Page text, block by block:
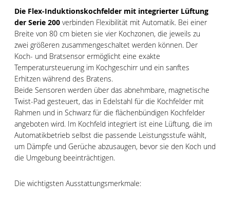
Die Flex-Induktionskochfelder mit integrierter Lüftung
der Serie 200 verbinden Flexibilität mit Automatik. Bei einer
Breite von 80 cm bieten sie vier Kochzonen, die jeweils zu
zwei größeren zusammengeschaltet werden können. Der
Koch- und Bratsensor ermöglicht eine exakte
Temperatursteuerung im Kochgeschirr und ein sanftes
Erhitzen während des Bratens.
Beide Sensoren werden über das abnehmbare, magnetische
Twist-Pad gesteuert, das in Edelstahl für die Kochfelder mit
Rahmen und in Schwarz für die flächenbündigen Kochfelder
angeboten wird. Im Kochfeld integriert ist eine Lüftung, die im
Automatikbetrieb selbst die passende Leistungsstufe wählt,
um Dämpfe und Gerüche abzusaugen, bevor sie den Koch und
die Umgebung beeinträchtigen.
Die wichtigsten Ausstattungsmerkmale: